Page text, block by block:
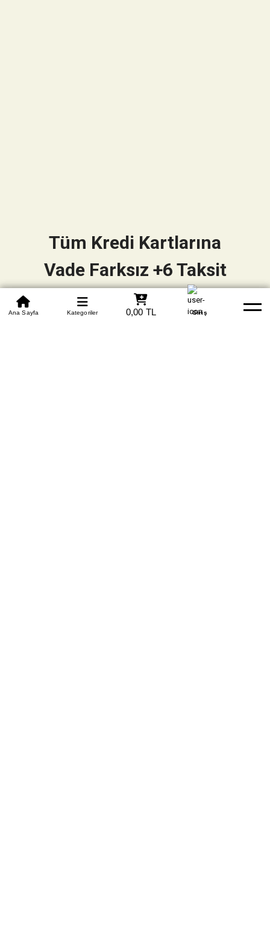
0850 305 09 70
Beden Tablosu Banka Hesapları Whatsapp Yardım
Ana Sayfa Kategoriler 0,00 TL Giriş
Tüm Kredi Kartlarına
Vade Farksız +6 Taksit